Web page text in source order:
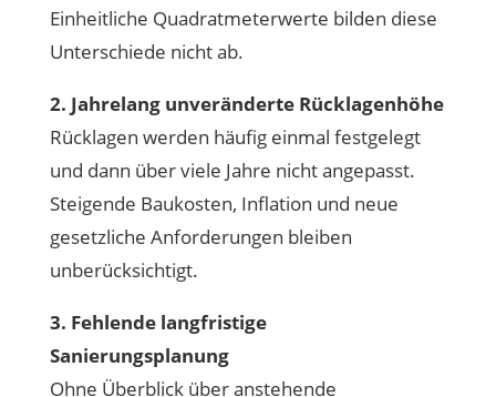
Einheitliche Quadratmeterwerte bilden diese
Unterschiede nicht ab.
2. Jahrelang unveränderte Rücklagenhöhe
Rücklagen werden häufig einmal festgelegt
und dann über viele Jahre nicht angepasst.
Steigende Baukosten, Inflation und neue
gesetzliche Anforderungen bleiben
unberücksichtigt.
3. Fehlende langfristige
Sanierungsplanung
Ohne Überblick über anstehende